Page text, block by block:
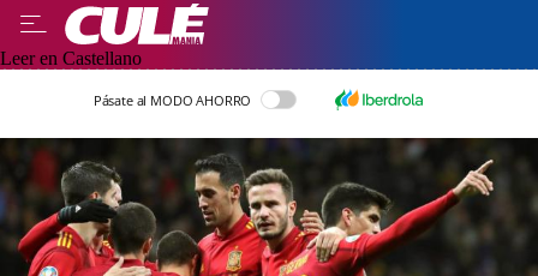
Leer en Castellano
Pásate al MODO AHORRO